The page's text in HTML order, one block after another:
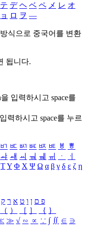
テ デ ヘ ベ ペ メ レ オ
ョ ロ ヲ ―
식으로 중국어를 변환
됩니다.
을 입력하시고 space를
력하시고 space를 누르
ㅲ ㅳ ㅴ ㅵ ㅶ ㅷ ㅸ
ㅹ
ㆇ ㆈ ㆉ ㆊ ㆋ ㆌ ㆍ
ㆎ
ΤΥ Φ Χ Ψ Ω α β γ δ ε ζ η
פ ם ן ו ט א ר ק
（ ） ［ ］ ｛ ｝
≫ √ ∽ ∝ ∵ ∫ ∬ ∈ ∋